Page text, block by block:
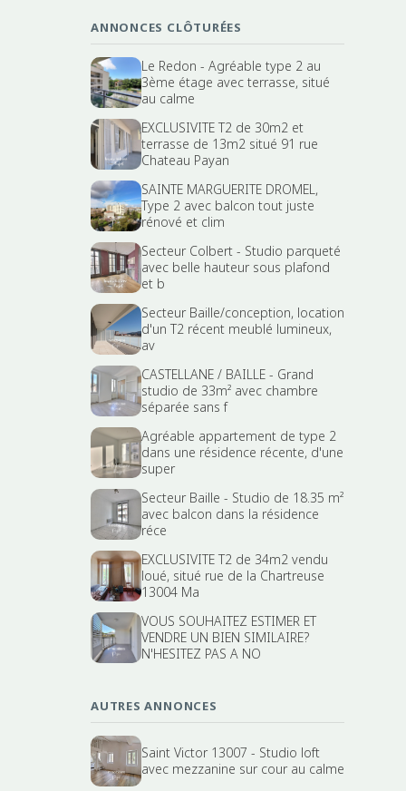
ANNONCES CLÔTURÉES
Le Redon - Agréable type 2 au
3ème étage avec terrasse, situé
au calme
EXCLUSIVITE T2 de 30m2 et
terrasse de 13m2 situé 91 rue
Chateau Payan
SAINTE MARGUERITE DROMEL,
Type 2 avec balcon tout juste
rénové et clim
Secteur Colbert - Studio parqueté
avec belle hauteur sous plafond
et b
Secteur Baille/conception, location
d'un T2 récent meublé lumineux,
av
CASTELLANE / BAILLE - Grand
studio de 33m² avec chambre
séparée sans f
Agréable appartement de type 2
dans une résidence récente, d'une
super
Secteur Baille - Studio de 18.35 m²
avec balcon dans la résidence
réce
EXCLUSIVITE T2 de 34m2 vendu
loué, situé rue de la Chartreuse
13004 Ma
VOUS SOUHAITEZ ESTIMER ET
VENDRE UN BIEN SIMILAIRE?
N'HESITEZ PAS A NO
AUTRES ANNONCES
Saint Victor 13007 - Studio loft
avec mezzanine sur cour au calme